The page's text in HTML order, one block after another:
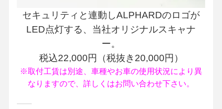
セキュリティと連動しALPHARDのロゴが
LED点灯する、当社オリジナルスキャナ
ー。
税込22,000円（税抜き20,000円）
※取付工賃は別途、車種やお車の使用状況により異
なりますので、詳しくはお問い合わせ下さい。